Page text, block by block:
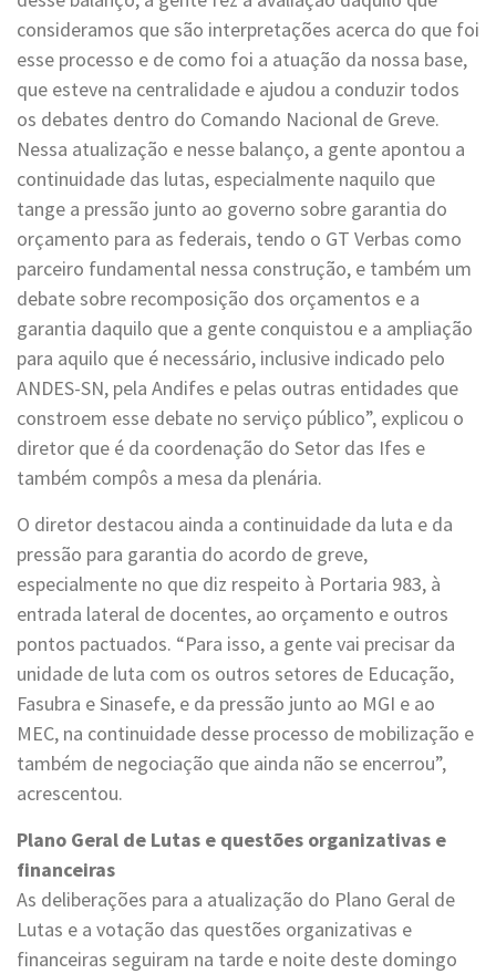
consideramos que são interpretações acerca do que foi
esse processo e de como foi a atuação da nossa base,
que esteve na centralidade e ajudou a conduzir todos
os debates dentro do Comando Nacional de Greve.
Nessa atualização e nesse balanço, a gente apontou a
continuidade das lutas, especialmente naquilo que
tange a pressão junto ao governo sobre garantia do
orçamento para as federais, tendo o GT Verbas como
parceiro fundamental nessa construção, e também um
debate sobre recomposição dos orçamentos e a
garantia daquilo que a gente conquistou e a ampliação
para aquilo que é necessário, inclusive indicado pelo
ANDES-SN, pela Andifes e pelas outras entidades que
constroem esse debate no serviço público”, explicou o
diretor que é da coordenação do Setor das Ifes e
também compôs a mesa da plenária.
O diretor destacou ainda a continuidade da luta e da
pressão para garantia do acordo de greve,
especialmente no que diz respeito à Portaria 983, à
entrada lateral de docentes, ao orçamento e outros
pontos pactuados. “Para isso, a gente vai precisar da
unidade de luta com os outros setores de Educação,
Fasubra e Sinasefe, e da pressão junto ao MGI e ao
MEC, na continuidade desse processo de mobilização e
também de negociação que ainda não se encerrou”,
acrescentou.
Plano Geral de Lutas e questões organizativas e
financeiras
As deliberações para a atualização do Plano Geral de
Lutas e a votação das questões organizativas e
financeiras seguiram na tarde e noite deste domingo